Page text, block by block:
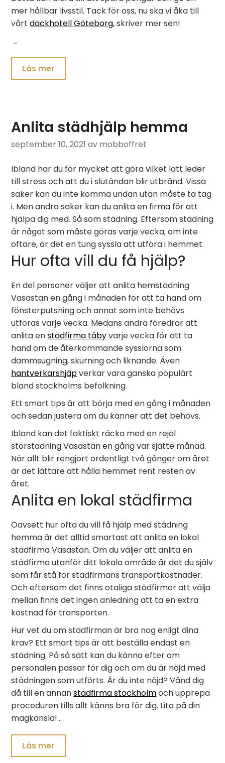
mer hållbar livsstil. Tack för oss, nu ska vi åka till
vårtdäckhotell Göteborg, skriver mer sen!
…
Läs mer
Anlita städhjälp hemma
september 10, 2021 av mobboffret
Ibland har du för mycket att göra vilket lätt leder
till stress och att du i slutändan blir utbränd. Vissa
saker kan du inte komma undan utan måste ta tag
i. Men andra saker kan du anlita en firma för att
hjälpa dig med. Så som städning. Eftersom städning
är något som måste göras varje vecka, om inte
oftare, är det en tung syssla att utföra i hemmet.
Hur ofta vill du få hjälp?
En del personer väljer att anlita hemstädning
Vasastan en gång i månaden för att ta hand om
fönsterputsning och annat som inte behövs
utföras varje vecka. Medans andra föredrar att
anlita enstädfirma täbyvarje vecka för att ta
hand om de återkommande sysslorna som
dammsugning, skurning och liknande. Även
hantverkarshjäpverkar vara ganska populärt
bland stockholms befolkning.
Ett smart tips är att börja med en gång i månaden
och sedan justera om du känner att det behövs.
Ibland kan det faktiskt räcka med en rejäl
storstädning Vasastan en gång var sjätte månad.
När allt blir rengjort ordentligt två gånger om året
är det lättare att hålla hemmet rent resten av
året.
Anlita en lokal städfirma
Oavsett hur ofta du vill få hjälp med städning
hemma är det alltid smartast att anlita en lokal
städfirma Vasastan. Om du väljer att anlita en
städfirma utanför ditt lokala område är det du själv
som får stå för städfirmans transportkostnader.
Och eftersom det finns otaliga städfirmor att välja
mellan finns det ingen anledning att ta en extra
kostnad för transporten.
Hur vet du om städfirman är bra nog enligt dina
krav? Ett smart tips är att beställa endast en
städning. På så sätt kan du känna efter om
personalen passar för dig och om du är nöjd med
städningen som utförts. Är du inte nöjd? Vänd dig
då till en annanstädfirma stockholmoch upprepa
proceduren tills allt känns bra för dig. Lita på din
magkänsla!…
Läs mer